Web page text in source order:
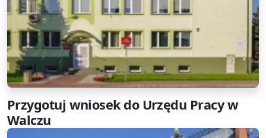
Przygotuj wniosek do Urzędu Pracy w
Walczu